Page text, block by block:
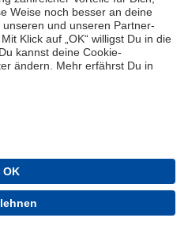
Knappenschmiede
ERWIN buchen